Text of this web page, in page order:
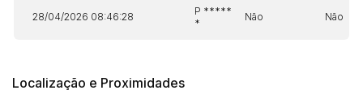
28/04/2026 08:46:28
P *****
*
Não Não
Localização e Proximidades